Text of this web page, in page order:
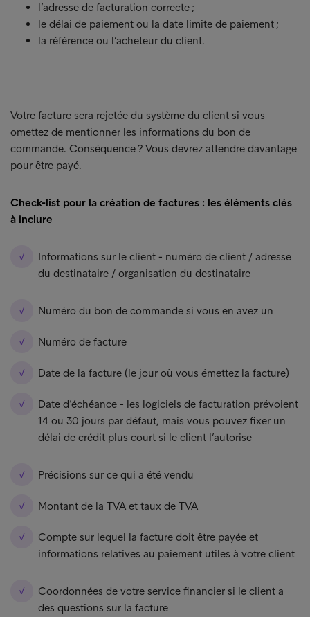
l’adresse de facturation correcte ;
le délai de paiement ou la date limite de paiement ;
la référence ou l’acheteur du client.
Votre facture sera rejetée du système du client si vous
omettez de mentionner les informations du bon de
commande. Conséquence ? Vous devrez attendre davantage
pour être payé.
Check-list pour la création de factures : les éléments clés
à inclure
Informations sur le client - numéro de client / adresse
du destinataire / organisation du destinataire
Numéro du bon de commande si vous en avez un
Numéro de facture
Date de la facture (le jour où vous émettez la facture)
Date d’échéance - les logiciels de facturation prévoient
14 ou 30 jours par défaut, mais vous pouvez fixer un
délai de crédit plus court si le client l’autorise
Précisions sur ce qui a été vendu
Montant de la TVA et taux de TVA
Compte sur lequel la facture doit être payée et
informations relatives au paiement utiles à votre client
Coordonnées de votre service financier si le client a
des questions sur la facture